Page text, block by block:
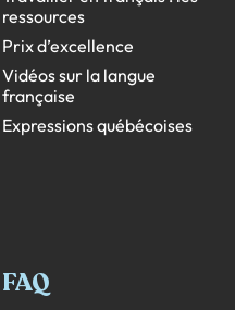
ressources
Prix d’excellence
Vidéos sur la langue
française
Expressions québécoises
FAQ